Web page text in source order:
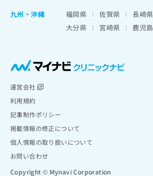
九州・沖縄
福岡県 佐賀県 長崎県
大分県
宮崎県 鹿児
運営会社
利用規約
記事制作ポリシー
掲載情報の修正について
個人情報の取り扱いについて
お問い合わせ
Copyright © Mynavi Corporation